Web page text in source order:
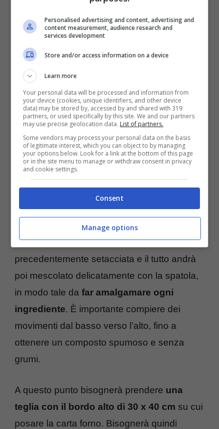
Per farcire il rotolo si può utilizzare anche una crema di
nocciole – ttiviaggi.it
Appena le uova saranno montate e avranno
un colore chiaro, bisognerà versare
all’interno del composto anche la farina
precedentemente setacciata e il tutto andrà
poi mescolato delicatamente con la spatola,
in modo tale da far amalgamare ogni
ingrediente. È importante compiere dei
movimenti dal basso verso l’alto, fino a
ottenere un composto spumoso e senza
grumi.
A questo punto bisognerà prendere una
teglia con il bordo alto di 30 x 40 cm su cui
posare la carta forno. Bisognerà quindi
Personalised advertising and content, advertising and
content measurement, audience research and
services development
Store and/or access information on a device
Learn more
Your personal data will be processed and information from
your device (cookies, unique identifiers, and other device
data) may be stored by, accessed by and shared with 319
partners, or used specifically by this site. We and our partners
may use precise geolocation data. List of partners.
Some vendors may process your personal data on the basis
of legitimate interest, which you can object to by managing
your options below. Look for a link at the bottom of this page
or in the site menu to manage or withdraw consent in privacy
and cookie settings.
Consent
Manage options